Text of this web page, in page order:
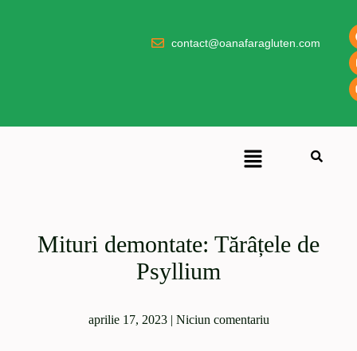
contact@oanafaragluten.com
Mituri demontate: Tărâțele de
Psyllium
aprilie 17, 2023| Niciun comentariu